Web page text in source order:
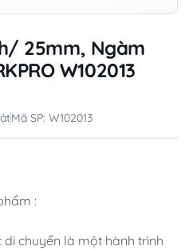
25mm, Ngàm
W102013
Mã SP: W102013
:
di chuyển là một hành trình